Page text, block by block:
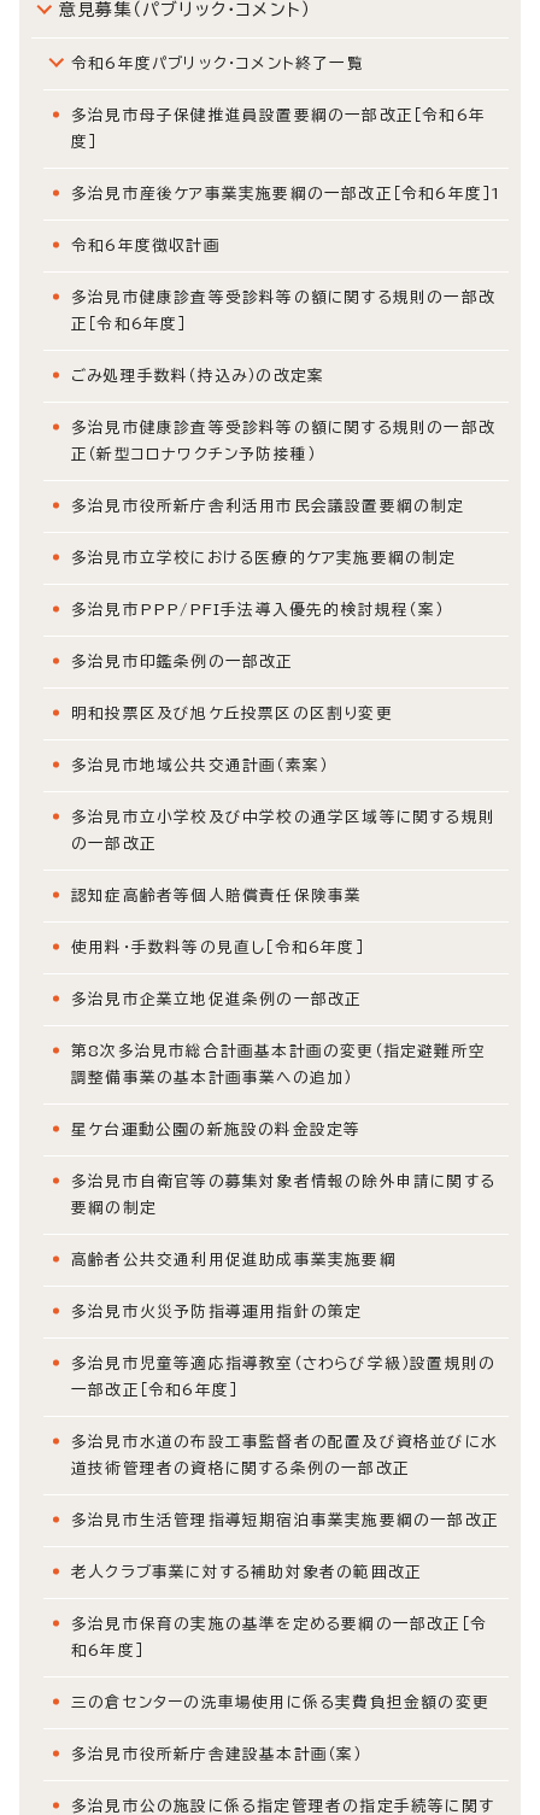
意見募集（パブリック・コメント）
令和6年度パブリック・コメント終了一覧
多治見市母子保健推進員設置要綱の一部改正［令和6年
度］
多治見市産後ケア事業実施要綱の一部改正［令和6年度］1
令和6年度徴収計画
多治見市健康診査等受診料等の額に関する規則の一部改
正［令和6年度］
ごみ処理手数料（持込み）の改定案
多治見市健康診査等受診料等の額に関する規則の一部改
正（新型コロナワクチン予防接種）
多治見市役所新庁舎利活用市民会議設置要綱の制定
多治見市立学校における医療的ケア実施要綱の制定
多治見市PPP/PFI手法導入優先的検討規程（案）
多治見市印鑑条例の一部改正
明和投票区及び旭ケ丘投票区の区割り変更
多治見市地域公共交通計画（素案）
多治見市立小学校及び中学校の通学区域等に関する規則
の一部改正
認知症高齢者等個人賠償責任保険事業
使用料・手数料等の見直し［令和6年度］
多治見市企業立地促進条例の一部改正
第8次多治見市総合計画基本計画の変更（指定避難所空
調整備事業の基本計画事業への追加）
星ケ台運動公園の新施設の料金設定等
多治見市自衛官等の募集対象者情報の除外申請に関する
要綱の制定
高齢者公共交通利用促進助成事業実施要綱
多治見市火災予防指導運用指針の策定
多治見市児童等適応指導教室（さわらび学級）設置規則の
一部改正［令和6年度］
多治見市水道の布設工事監督者の配置及び資格並びに水
道技術管理者の資格に関する条例の一部改正
多治見市生活管理指導短期宿泊事業実施要綱の一部改正
老人クラブ事業に対する補助対象者の範囲改正
多治見市保育の実施の基準を定める要綱の一部改正［令
和6年度］
三の倉センターの洗車場使用に係る実費負担金額の変更
多治見市役所新庁舎建設基本計画（案）
多治見市公の施設に係る指定管理者の指定手続等に関す